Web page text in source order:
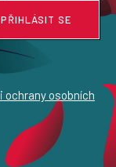
ochrany osobních
PŘIHLÁSIT SE